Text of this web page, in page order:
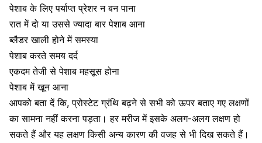
पेशाब के लिए पर्याप्त प्रेशर न बन पाना
रात में दो या उससे ज्यादा बार पेशाब आना
ब्लैडर खाली होने में समस्या
पेशाब करते समय दर्द
एकदम तेजी से पेशाब महसूस होना
पेशाब में खून आना
आपको बता दें कि, प्रोस्टेट ग्रंथि बढ़ने से सभी को ऊपर बताए गए लक्षणों
का सामना नहीं करना पड़ता। हर मरीज में इसके अलग-अलग लक्षण हो
सकते हैं और यह लक्षण किसी अन्य कारण की वजह से भी दिख सकते हैं।